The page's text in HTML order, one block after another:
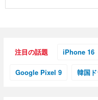
注目の話題 iPhone 16
Google Pixel 9 韓国